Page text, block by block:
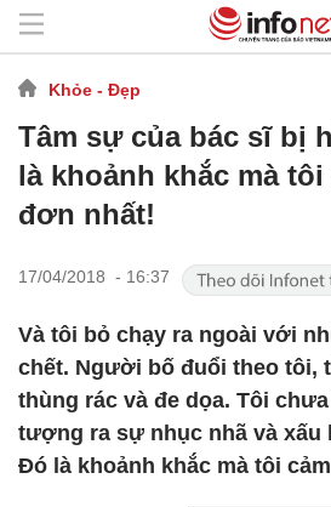
Khỏe - Đẹp
Tâm sự của bác sĩ bị
là khoảnh khắc mà
đơn nhất!
17/04/2018 - 16:37
Và tôi bỏ chạy ra ngoài với
chết. Người bố đuổi theo tôi,
thùng rác và đe dọa. Tôi
tượng ra sự nhục nhã và xấu
Đó là khoảnh khắc mà tôi